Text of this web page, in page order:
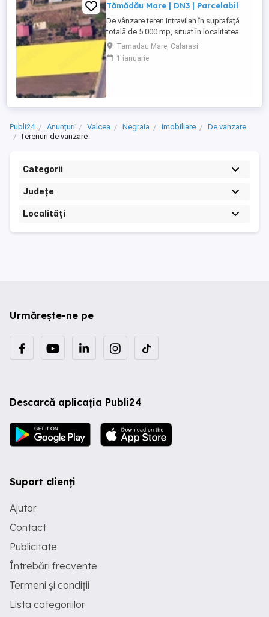
Tămădău Mare | DN3 | Parcelabil
De vânzare teren intravilan în suprafață
totală de 5.000 mp, situat în localitatea
Tămădău Mare, județul Călărași, cu
deschidere directă la DN3, într-o zonă cu
vizibilitate foarte bună și potențial pentru
Tamadau Mare, Calarasi
1 ianuarie
Publi24 Anunțuri Valcea Negraia Imobiliare
De vanzare
Terenuri de vanzare
Categorii
Județe
Localități
Urmărește-ne pe
Descarcă aplicația Publi24
Suport clienți
Ajutor
Contact
Publicitate
Întrebări frecvente
Termeni și condiții
Lista categoriilor